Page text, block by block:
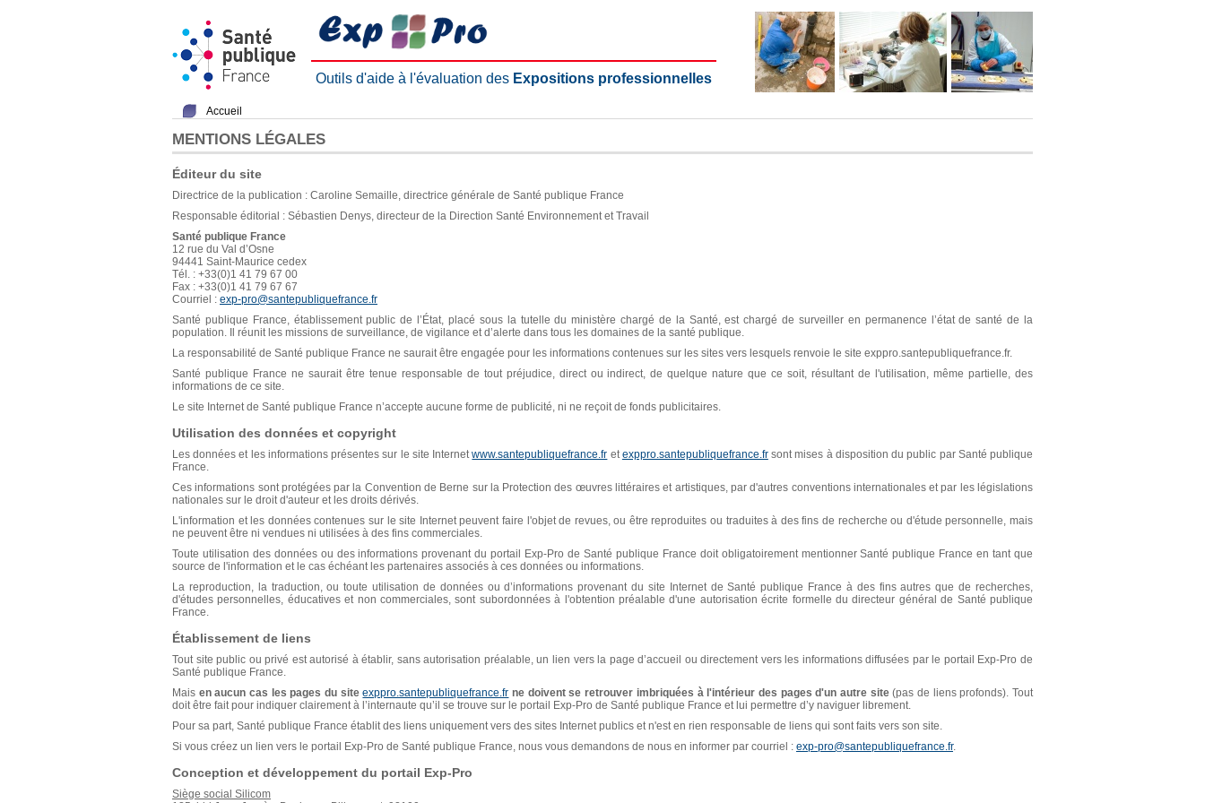
Outils d'aide à l'évaluation des Expositions professionnelles
Accueil
MENTIONS LÉGALES
Éditeur du site
Directrice de la publication : Caroline Semaille, directrice générale de Santé publique France
Responsable éditorial : Sébastien Denys, directeur de la Direction Santé Environnement et Travail
Santé publique France
12 rue du Val d’Osne
94441 Saint-Maurice cedex
Tél. : +33(0)1 41 79 67 00
Fax : +33(0)1 41 79 67 67
Courriel : exp-pro@santepubliquefrance.fr
Santé publique France, établissement public de l’État, placé sous la tutelle du ministère chargé de la Santé, est chargé de surveiller en permanence l’état de santé de la
population. Il réunit les missions de surveillance, de vigilance et d’alerte dans tous les domaines de la santé publique.
La responsabilité de Santé publique France ne saurait être engagée pour les informations contenues sur les sites vers lesquels renvoie le site exppro.santepubliquefrance.fr.
Santé publique France ne saurait être tenue responsable de tout préjudice, direct ou indirect, de quelque nature que ce soit, résultant de l'utilisation, même partielle, des
informations de ce site.
Le site Internet de Santé publique France n’accepte aucune forme de publicité, ni ne reçoit de fonds publicitaires.
Utilisation des données et copyright
Les données et les informations présentes sur le site Internetwww.santepubliquefrance.fr etexppro.santepubliquefrance.frsont mises à disposition du public par Santé publique
France.
Ces informations sont protégées par la Convention de Berne sur la Protection des œuvres littéraires et artistiques, par d'autres conventions internationales et par les législations
nationales sur le droit d'auteur et les droits dérivés.
L'information et les données contenues sur le site Internet peuvent faire l'objet de revues, ou être reproduites ou traduites à des fins de recherche ou d'étude personnelle, mais
ne peuvent être ni vendues ni utilisées à des fins commerciales.
Toute utilisation des données ou des informations provenant du portail Exp-Pro de Santé publique France doit obligatoirement mentionner Santé publique France en tant que
source de l'information et le cas échéant les partenaires associés à ces données ou informations.
La reproduction, la traduction, ou toute utilisation de données ou d’informations provenant du site Internet de Santé publique France à des fins autres que de recherches,
d'études personnelles, éducatives et non commerciales, sont subordonnées à l'obtention préalable d'une autorisation écrite formelle du directeur général de Santé publique
France.
Établissement de liens
Tout site public ou privé est autorisé à établir, sans autorisation préalable, un lien vers la page d’accueil ou directement vers les informations diffusées par le portail Exp-Pro de
Santé publique France.
Mais en aucun cas les pages du siteexppro.santepubliquefrance.fr ne doivent se retrouver imbriquées à l'intérieur des pages d'un autre site(pas de liens profonds). Tout
doit être fait pour indiquer clairement à l’internaute qu’il se trouve sur le portail Exp-Pro de Santé publique France et lui permettre d’y naviguer librement.
Pour sa part, Santé publique France établit des liens uniquement vers des sites Internet publics et n'est en rien responsable de liens qui sont faits vers son site.
Si vous créez un lien vers le portail Exp-Pro de Santé publique France, nous vous demandons de nous en informer par courriel : exp-pro@santepubliquefrance.fr.
Conception et développement du portail Exp-Pro
Siège social Silicom